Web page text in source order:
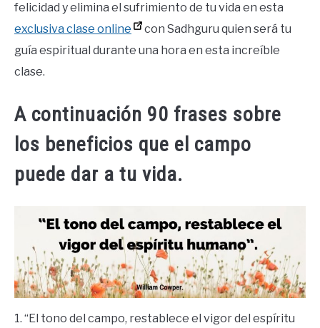
felicidad y elimina el sufrimiento de tu vida en esta
exclusiva clase online
con Sadhguru quien será tu
guía espiritual durante una hora en esta increíble
clase.
A continuación 90 frases sobre
los beneficios que el campo
puede dar a tu vida.
1. “El tono del campo, restablece el vigor del espíritu